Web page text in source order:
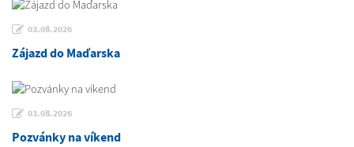
03.08.2026
Zájazd do Maďarska
03.08.2026
Pozvánky na víkend